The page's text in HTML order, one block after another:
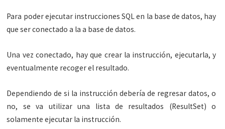
Para poder ejecutar instrucciones SQL en la base de datos, hay
que ser conectado a la a base de datos.
Una vez conectado, hay que crear la instrucción, ejecutarla, y
eventualmente recoger el resultado.
Dependiendo de si la instrucción debería de regresar datos, o
no, se va utilizar una lista de resultados (ResultSet) o
solamente ejecutar la instrucción.